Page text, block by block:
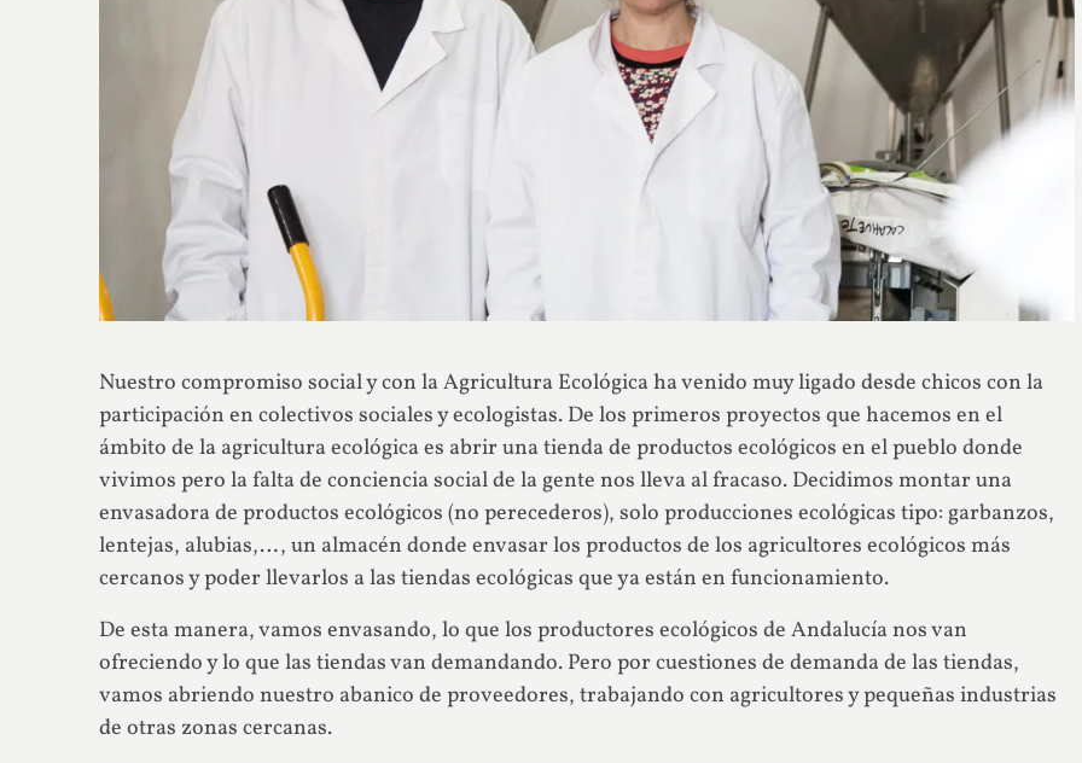
Nuestro compromiso social y con la Agricultura Ecológica ha venido muy ligado desde chicos con la
participación en colectivos sociales y ecologistas. De los primeros proyectos que hacemos en el
ámbito de la agricultura ecológica es abrir una tienda de productos ecológicos en el pueblo donde
vivimos pero la falta de conciencia social de la gente nos lleva al fracaso. Decidimos montar una
envasadora de productos ecológicos (no perecederos), solo producciones ecológicas tipo: garbanzos,
lentejas, alubias,…, un almacén donde envasar los productos de los agricultores ecológicos más
cercanos y poder llevarlos a las tiendas ecológicas que ya están en funcionamiento.
De esta manera, vamos envasando, lo que los productores ecológicos de Andalucía nos van
ofreciendo y lo que las tiendas van demandando. Pero por cuestiones de demanda de las tiendas,
vamos abriendo nuestro abanico de proveedores, trabajando con agricultores y pequeñas industrias
de otras zonas cercanas.